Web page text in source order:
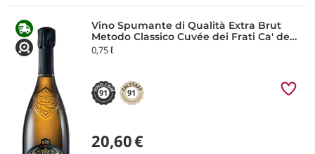
Vino Spumante di Qualità Extra Brut
Metodo Classico Cuvée dei Frati Ca' dei
Frati
0,75 ℓ
91 91
20,60€